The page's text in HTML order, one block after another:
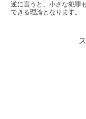
逆に言うと、小さな犯罪
できる理論となります。